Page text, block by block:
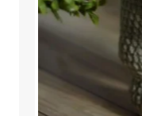
Previ
ous